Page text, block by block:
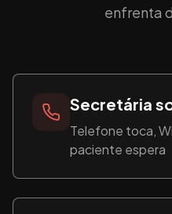
enfrenta
Secretária
Telefone toca,
paciente espera